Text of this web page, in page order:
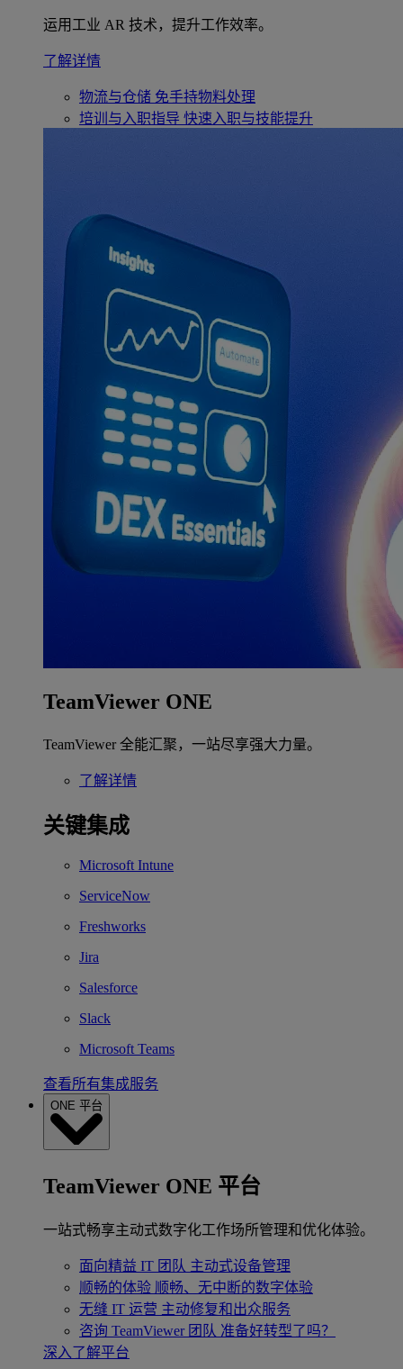
运用工业 AR 技术，提升工作效率。
了解详情
物流与仓储 免手持物料处理
培训与入职指导 快速入职与技能提升
TeamViewer ONE
TeamViewer 全能汇聚，一站尽享强大力量。
了解详情
关键集成
Microsoft Intune
ServiceNow
Freshworks
Jira
Salesforce
Slack
Microsoft Teams
查看所有集成服务
ONE 平台
TeamViewer ONE 平台
一站式畅享主动式数字化工作场所管理和优化体验。
面向精益 IT 团队 主动式设备管理
顺畅的体验 顺畅、无中断的数字体验
无缝 IT 运营 主动修复和出众服务
咨询 TeamViewer 团队 准备好转型了吗？
深入了解平台